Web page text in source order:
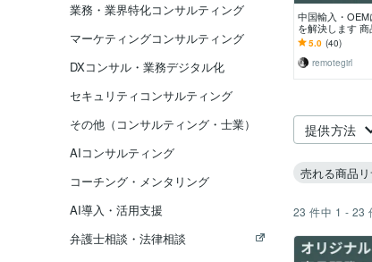
業務・業界特化コンサルティング
マーケティングコンサルティング
DXコンサル・業務デジタル化
セキュリティコンサルティング
その他（コンサルティング・士業）
AIコンサルティング
コーチング・メンタリング
AI導入・活用支援
弁護士相談・法律相談
中国輸入・
を解決します 商
渉、品質改善、
たアドバイス
5.0 (40)
remotegirl
提供方法
売れる商品
23 件中 1 - 23